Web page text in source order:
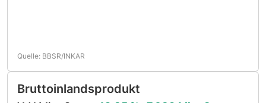
Quelle: BBSR/INKAR
Bruttoinlandsprodukt